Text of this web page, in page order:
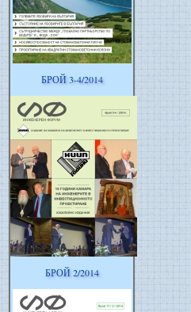
БРОЙ 3-4/2014
БРОЙ 2/2014